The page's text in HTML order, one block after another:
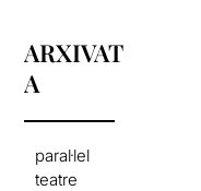
ARXIVAT
A
paral·lel
teatre